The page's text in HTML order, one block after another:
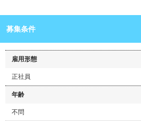
募集条件
雇用形態
正社員
年齢
不問